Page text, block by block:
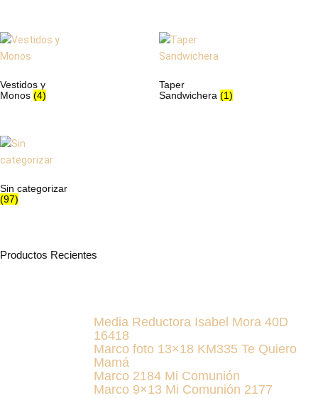
Vestidos y
Monos (4)
Taper
Sandwichera (1)
Sin categorizar
(97)
Productos Recientes
Media Reductora Isabel Mora 40D
16418
Marco foto 13×18 KM335 Te Quiero
Mamá
Marco 2184 Mi Comunión
Marco 9×13 Mi Comunión 2177